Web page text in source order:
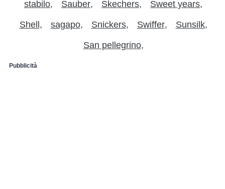
stabilo Sauber Skechers Sweet years
Shell sagapo Snickers Swiffer Sunsilk
San pellegrino
Pubblicità